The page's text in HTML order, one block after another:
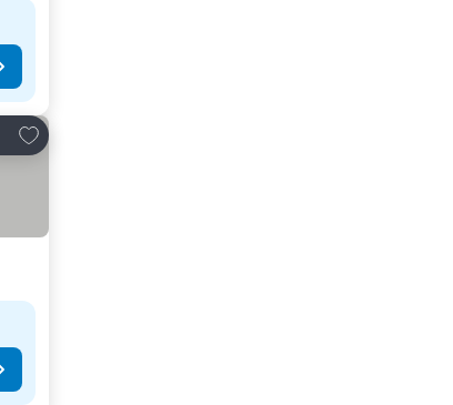
Dodati u favorite